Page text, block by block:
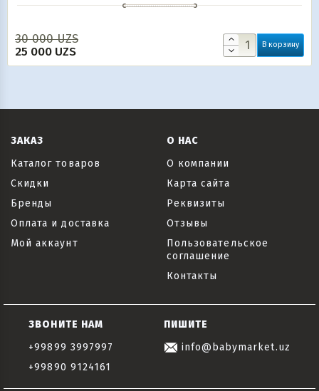
30 000UZS
25 000 UZS В корзину
ЗАКАЗ
Каталог товаров
Скидки
Бренды
Оплата и доставка
Мой аккаунт
О НАС
О компании
Карта сайта
Реквизиты
Отзывы
Пользовательское
соглашение
Контакты
ЗВОНИТЕ НАМ
+99899 3997997
+99890 9124161
ПИШИТЕ
info@babymarket.uz